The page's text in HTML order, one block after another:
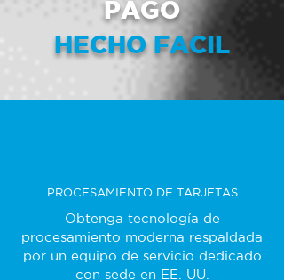
PAGO
HECHO FACIL
PROCESAMIENTO DE TARJETAS
Obtenga tecnología de
procesamiento moderna respaldada
por un equipo de servicio dedicado
con sede en EE. UU.